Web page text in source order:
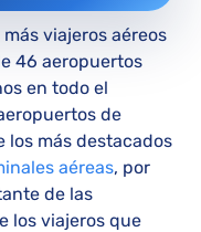
viajeros aéreos
46 aeropuertos
en todo el
de
los más destacados
aéreas, por
de las
los viajeros que